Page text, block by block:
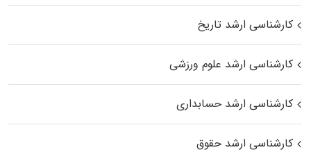
کارشناسی ارشد تاریخ
کارشناسی ارشد علوم ورزشی
کارشناسی ارشد حسابداری
کارشناسی ارشد حقوق